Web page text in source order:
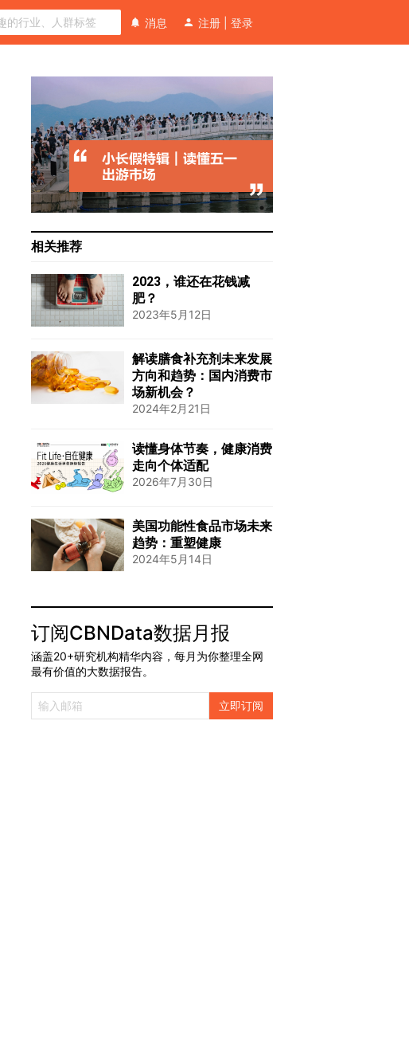
消息 注册 登录
相关推荐
2023，谁还在花钱减
肥？
2023年5月12日
解读膳食补充剂未来发展
方向和趋势：国内消费市
场新机会？
2024年2月21日
读懂身体节奏，健康消费
走向个体适配
2026年7月30日
美国功能性食品市场未来
趋势：重塑健康
2024年5月14日
订阅CBNData数据月报
涵盖20+研究机构精华内容，每月为你整理全网
最有价值的大数据报告。
立即订阅